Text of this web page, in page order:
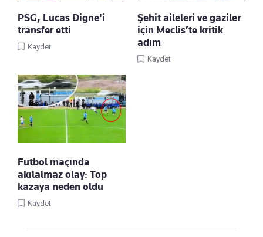
PSG, Lucas Digne'i
transfer etti
Kaydet
Şehit aileleri ve gaziler
için Meclis’te kritik
adım
Kaydet
Futbol maçında
akılalmaz olay: Top
kazaya neden oldu
Kaydet